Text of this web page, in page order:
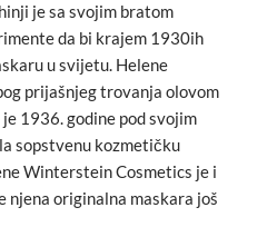
je sa svojim bratom
da bi krajem 1930ih
u svijetu. Helene
prijašnjeg trovanja olovom
1936. godine pod svojim
sopstvenu kozmetičku
Winterstein Cosmetics je i
njena originalna maskara još